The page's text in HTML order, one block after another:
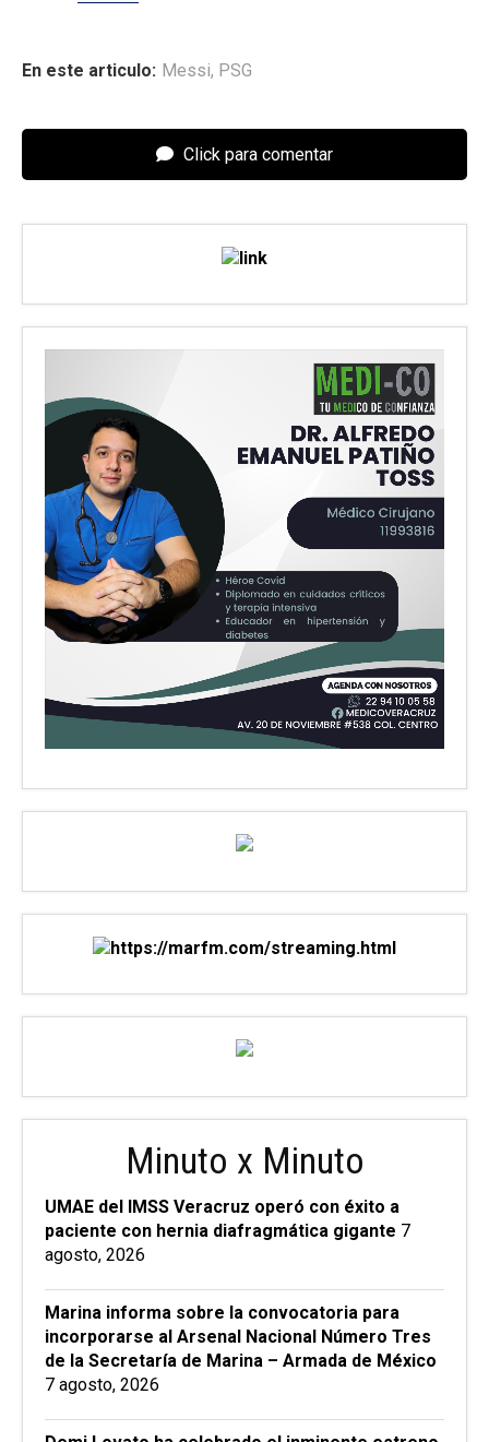
En este articulo: Messi, PSG
Click para comentar
Minuto x Minuto
UMAE del IMSS Veracruz operó con éxito a
paciente con hernia diafragmática gigante 7
agosto, 2026
Marina informa sobre la convocatoria para
incorporarse al Arsenal Nacional Número Tres
de la Secretaría de Marina – Armada de México
7 agosto, 2026